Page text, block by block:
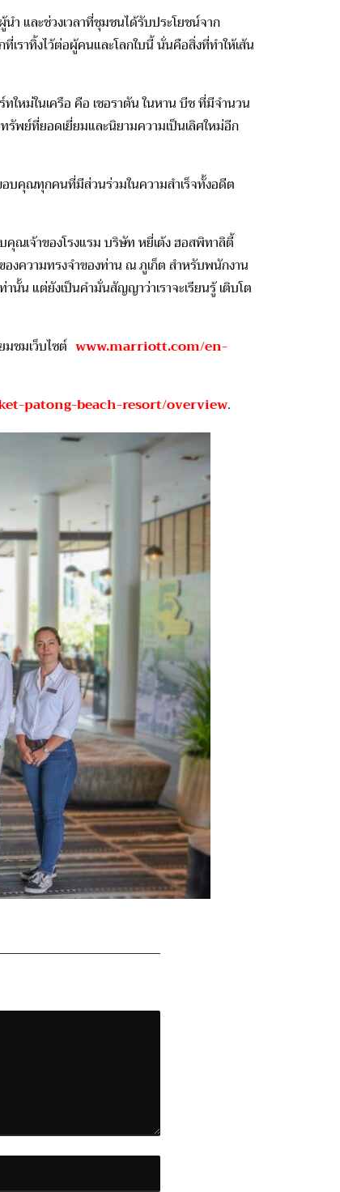
ำ และช่วงเวลาที่ชุมชนได้รับประโยชน์จาก
ที่เราทิ้งไว้ต่อผู้คนและโลกใบนี้ นั่นคือสิ่งที่ทำให้เส้น
หม่ในเครือ คือ เชอราตัน ในหาน บีช ที่มีจำนวน
รัพย์ที่ยอดเยี่ยมและนิยามความเป็นเลิศใหม่อีก
บคุณทุกคนที่มีส่วนร่วมในความสำเร็จทั้งอดีต
คุณเจ้าของโรงแรม บริษัท หยี่เต้ง ฮอสพิทาลิตี้
องความทรงจำของท่าน ณ ภูเก็ต สำหรับพนักงาน
นั้น แต่ยังเป็นคำมั่นสัญญาว่าเราจะเรียนรู้ เติบโต
ชมเว็บไซต์ www.marriott.com/en-
patong-beach-resort/overview.